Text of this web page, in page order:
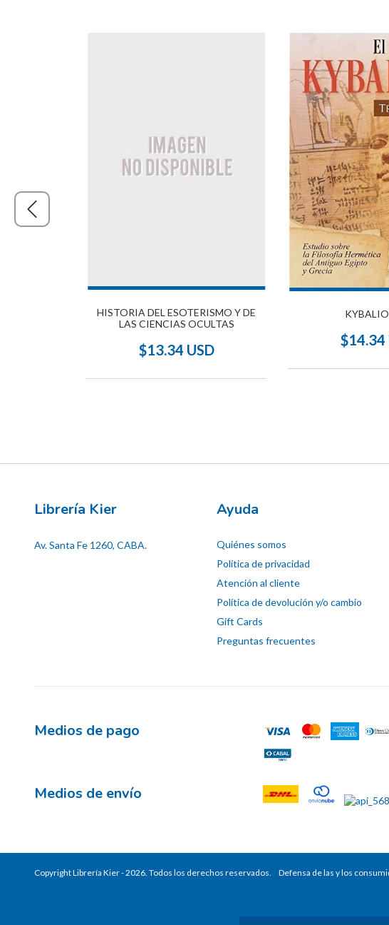
HISTORIA DEL ESOTERISMO Y DE
LAS CIENCIAS OCULTAS
$13.34 USD
$14.34
Librería Kier
Av. Santa Fe 1260, CABA.
Ayuda
Quiénes somos
Política de privacidad
Atención al cliente
Política de devolución y/o cambio
Gift Cards
Preguntas frecuentes
Medios de pago
Medios de envío
Copyright Librería Kier - 2026. Todos los derechos reservados. Defensa de las y los